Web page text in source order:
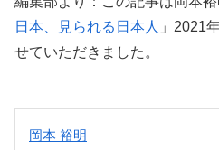
日本、見られる日本人 」2021
せていただきました。
岡本 裕明